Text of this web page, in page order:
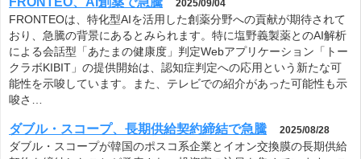
2025/09/04
FRONTEOは、特化型AIを活用した創薬分野への貢献が期待されて
おり、急騰の背景にあるとみられます。特に塩野義製薬とのAI解析
による会話型「あたまの健康度」判定Webアプリケーション「トー
クラボKIBIT」の提供開始は、認知症判定への応用という新たな可
能性を示唆しています。また、テレビでの紹介があった可能性も示
唆さ…
ダブル・スコープ、長期供給契約締結で急騰 2025/08/28
ダブル・スコープが韓国のポスコ系企業とイオン交換膜の長期供給